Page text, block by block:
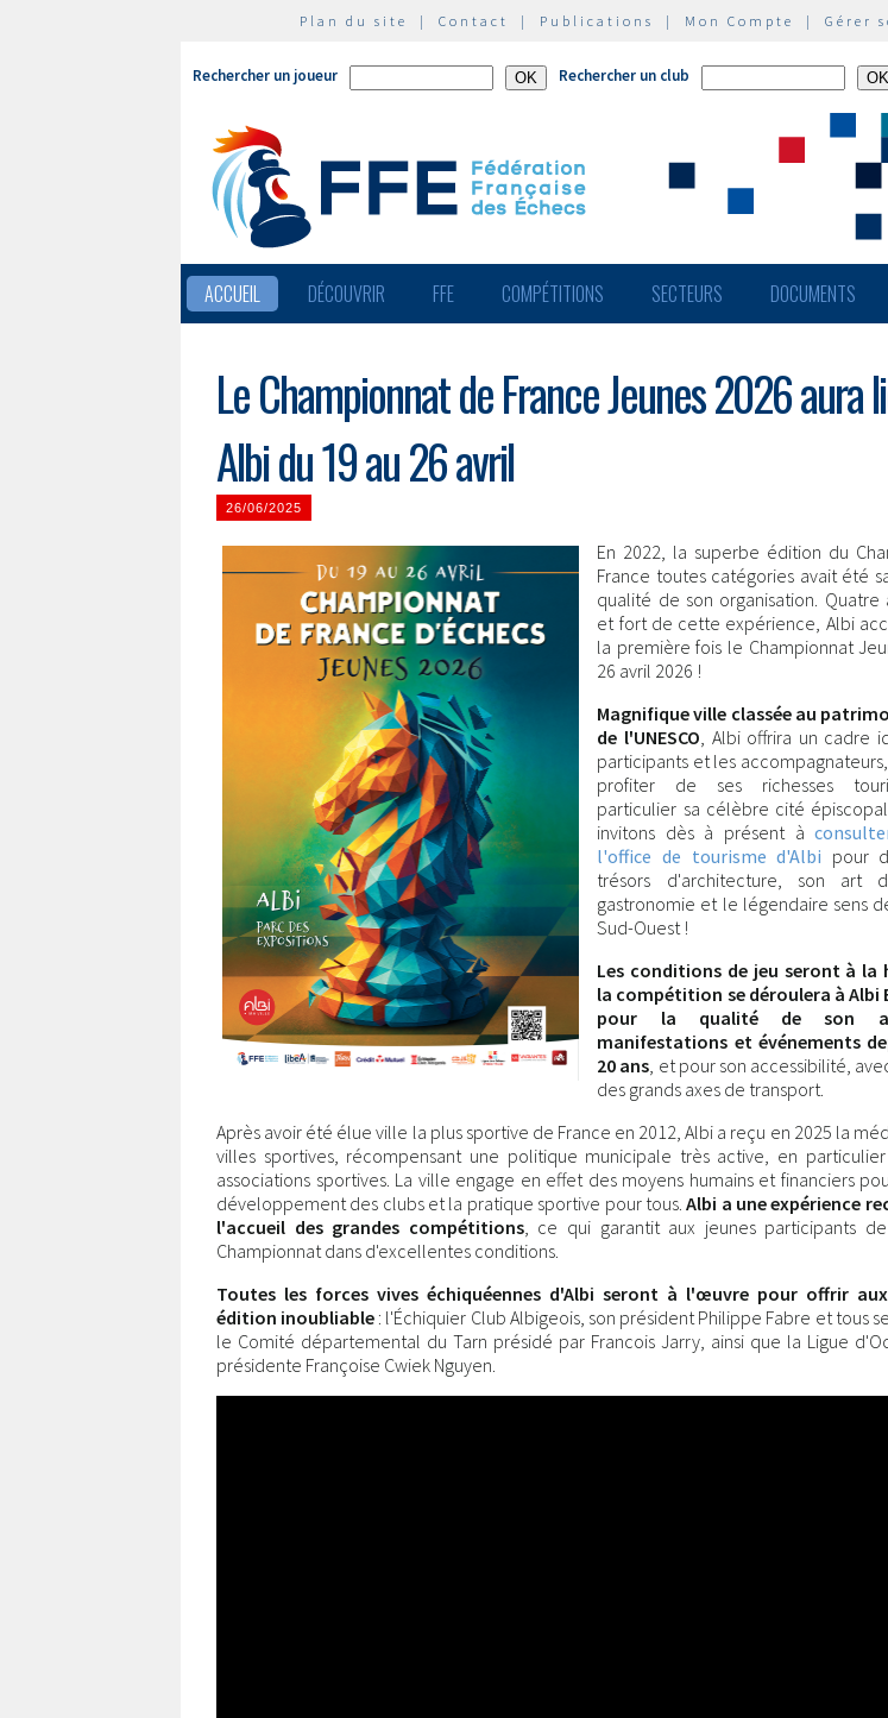
Plan du site | Contact | Publications | Mon Compte | Gérer
Rechercher un joueur Rechercher un club
ACCUEIL DÉCOUVRIR FFE COMPÉTITIONS SECTEURS DOCUMENTS
Le Championnat de France Jeunes 2026 aura
Albi du 19 au 26 avril
26/06/2025
En 2022, la superbe édition du
France toutes catégories avait été
qualité de son organisation. Quatre
et fort de cette expérience, Albi
la première fois le Championnat
26 avril 2026 !
Magnifique ville classée au
de l'UNESCO, Albi offrira un cadre
participants et les
profiter de ses richesses
particulier sa célèbre cité
invitons dès à présent à
l'office de tourisme d'Albi pour
trésors d'architecture, son art
gastronomie et le légendaire sens
Sud-Ouest !
Les conditions de jeu seront à la
la compétition se déroulera à Albi
pour la qualité de son
manifestations et événements
20 ans, et pour son accessibilité,
des grands axes de transport.
Après avoir été élue ville la plus sportive de France en 2012, Albi a reçu en 2025 la
villes sportives, récompensant une politique municipale très active, en particulier
associations sportives. La ville engage en effet des moyens humains et financiers
développement des clubs et la pratique sportive pour tous.Albi a une expérience
l'accueil des grandes compétitions, ce qui garantit aux jeunes participants
Championnat dans d'excellentes conditions.
Toutes les forces vives échiquéennes d'Albi seront à l'œuvre pour offrir
édition inoubliable : l'Échiquier Club Albigeois, son président Philippe Fabre et tous
le Comité départemental du Tarn présidé par Francois Jarry, ainsi que la Ligue
présidente Françoise Cwiek Nguyen.